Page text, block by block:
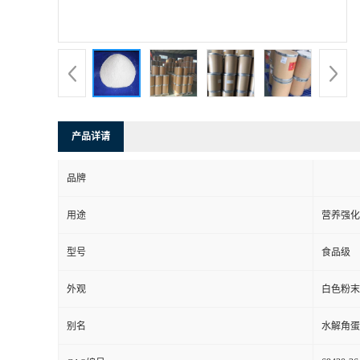
产品详请
品牌
用途 营养强
型号 食品级
外观 白色粉末
别名 水解角